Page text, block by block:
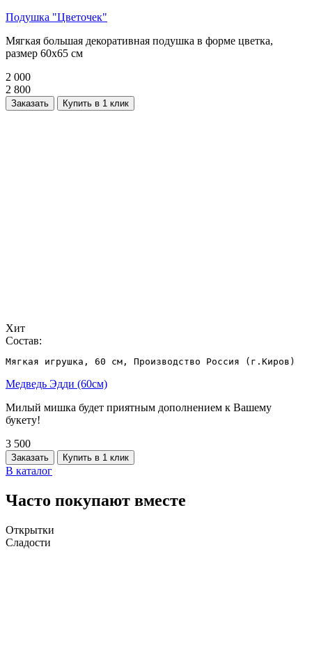
Подушка "Цветочек"
Мягкая большая декоративная подушка в форме цветка,
размер 60х65 см
2 000
2 800
Заказать Купить в 1 клик
Хит
Состав:
Мягкая игрушка, 60 см, Производство Россия (г.Киров)
Медведь Эдди (60см)
Милый мишка будет приятным дополнением к Вашему
букету!
3 500
Заказать Купить в 1 клик
В каталог
Часто покупают вместе
Открытки
Сладости